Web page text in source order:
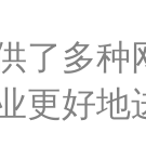
了多
更好地